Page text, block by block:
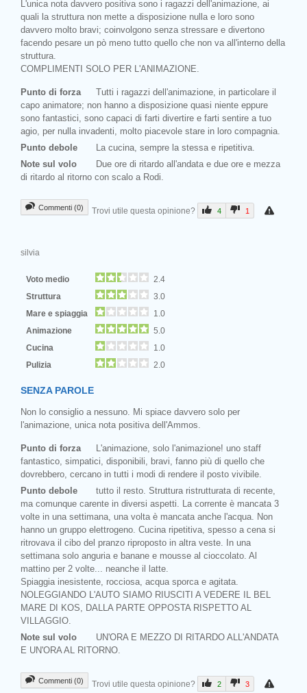
L'unica nota davvero positiva sono i ragazzi dell'animazione, ai
quali la struttura non mette a disposizione nulla e loro sono
davvero molto bravi; coinvolgono senza stressare e divertono
facendo pesare un pò meno tutto quello che non va all'interno della
struttura.
COMPLIMENTI SOLO PER L'ANIMAZIONE.
Punto di forza
Tutti i ragazzi dell'animazione, in particolare il
capo animatore; non hanno a disposizione quasi niente eppure
sono fantastici, sono capaci di farti divertire e farti sentire a tuo
agio, per nulla invadenti, molto piacevole stare in loro compagnia.
Punto debole
La cucina, sempre la stessa e ripetitiva.
Note sul volo
Due ore di ritardo all'andata e due ore e mezza
di ritardo al ritorno con scalo a Rodi.
Commenti (0) Trovi utile questa opinione? 4 1
silvia
Voto medio
2.4
Struttura
3.0
Mare e spiaggia
1.0
Animazione
5.0
Cucina
1.0
Pulizia
2.0
SENZA PAROLE
Non lo consiglio a nessuno. Mi spiace davvero solo per
l'animazione, unica nota positiva dell'Ammos.
Punto di forza
L'animazione, solo l'animazione! uno staff
fantastico, simpatici, disponibili, bravi, fanno più di quello che
dovrebbero, cercano in tutti i modi di rendere il posto vivibile.
Punto debole
tutto il resto. Struttura ristrutturata di recente,
ma comunque carente in diversi aspetti. La corrente è mancata 3
volte in una settimana, una volta è mancata anche l'acqua. Non
hanno un gruppo elettrogeno. Cucina ripetitiva, spesso a cena si
ritrovava il cibo del pranzo riproposto in altra veste. In una
settimana solo anguria e banane e mousse al cioccolato. Al
mattino per 2 volte... neanche il latte.
Spiaggia inesistente, rocciosa, acqua sporca e agitata.
NOLEGGIANDO L'AUTO SIAMO RIUSCITI A VEDERE IL BEL
MARE DI KOS, DALLA PARTE OPPOSTA RISPETTO AL
VILLAGGIO.
Note sul volo
UN'ORA E MEZZO DI RITARDO ALL'ANDATA
E UN'ORA AL RITORNO.
Commenti (0) Trovi utile questa opinione? 2 3